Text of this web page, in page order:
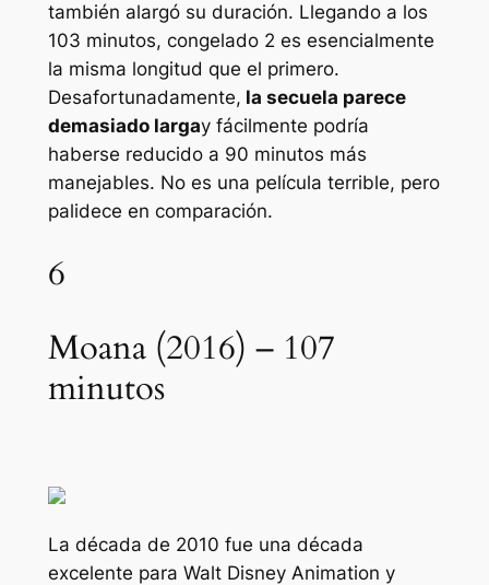
también alargó su duración. Llegando a los
103 minutos, congelado 2 es esencialmente
la misma longitud que el primero.
Desafortunadamente, la secuela parece
demasiado largay fácilmente podría
haberse reducido a 90 minutos más
manejables. No es una película terrible, pero
palidece en comparación.
6
Moana (2016) – 107
minutos
La década de 2010 fue una década
excelente para Walt Disney Animation y